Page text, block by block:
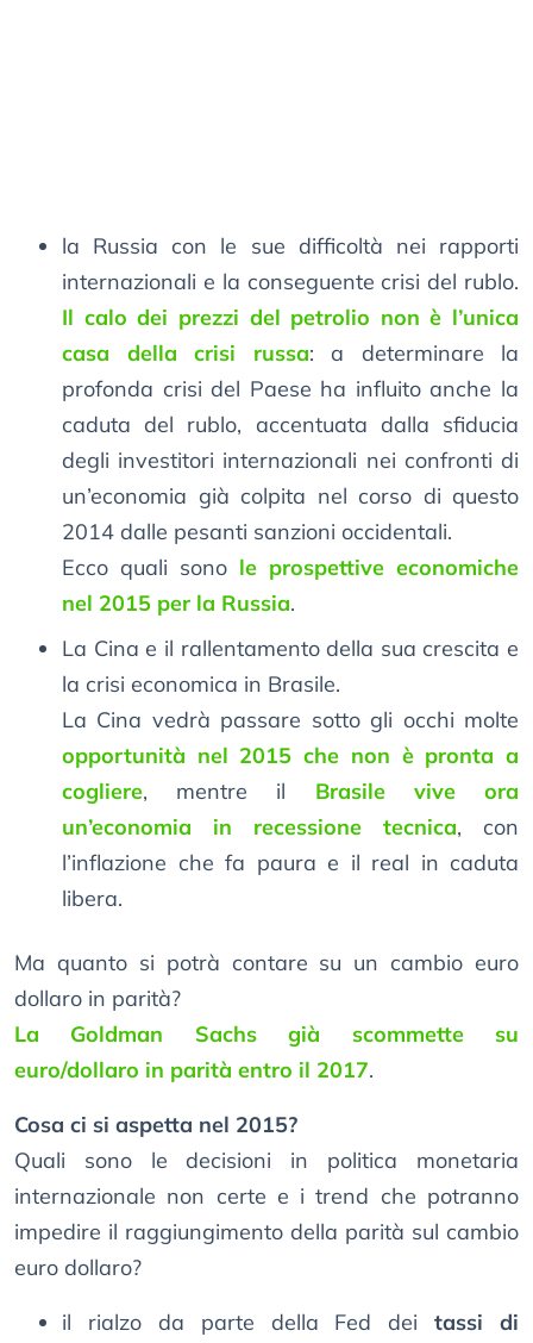
la Russia con le sue difficoltà nei rapporti
internazionali e la conseguente crisi del rublo.
Il calo dei prezzi del petrolio non è l’unica
casa della crisi russa: a determinare la
profonda crisi del Paese ha influito anche la
caduta del rublo, accentuata dalla sfiducia
degli investitori internazionali nei confronti di
un’economia già colpita nel corso di questo
2014 dalle pesanti sanzioni occidentali.
Ecco quali sono le prospettive economiche
nel 2015 per la Russia.
La Cina e il rallentamento della sua crescita e
la crisi economica in Brasile.
La Cina vedrà passare sotto gli occhi molte
opportunità nel 2015 che non è pronta a
cogliere, mentre il Brasile vive ora
un’economia in recessione tecnica, con
l’inflazione che fa paura e il real in caduta
libera.
Ma quanto si potrà contare su un cambio euro
dollaro in parità?
La Goldman Sachs già scommette su
euro/dollaro in parità entro il 2017.
Cosa ci si aspetta nel 2015?
Quali sono le decisioni in politica monetaria
internazionale non certe e i trend che potranno
impedire il raggiungimento della parità sul cambio
euro dollaro?
il rialzo da parte della Fed deitassi di